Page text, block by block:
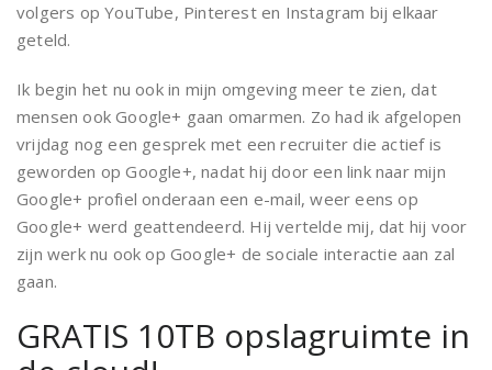
volgers op YouTube, Pinterest en Instagram bij elkaar
geteld.
Ik begin het nu ook in mijn omgeving meer te zien, dat
mensen ook Google+ gaan omarmen. Zo had ik afgelopen
vrijdag nog een gesprek met een recruiter die actief is
geworden op Google+, nadat hij door een link naar mijn
Google+ profiel onderaan een e-mail, weer eens op
Google+ werd geattendeerd. Hij vertelde mij, dat hij voor
zijn werk nu ook op Google+ de sociale interactie aan zal
gaan.
GRATIS 10TB opslagruimte in